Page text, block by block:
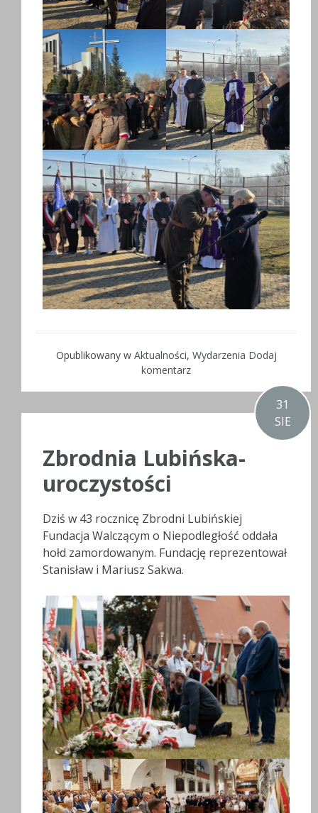
Opublikowany w Aktualności, Wydarzenia Dodaj
komentarz
31
SIE
Zbrodnia Lubińska-
uroczystości
Dziś w 43 rocznicę Zbrodni Lubińskiej
Fundacja Walczącym o Niepodległość oddała
hołd zamordowanym. Fundację reprezentował
Stanisław i Mariusz Sakwa.